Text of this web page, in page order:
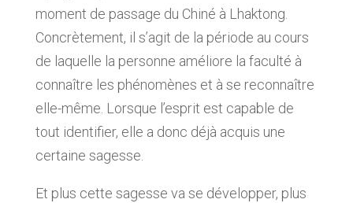
moment de passage du Chiné à Lhaktong.
Concrètement, il s’agit de la période au cours
de laquelle la personne améliore la faculté à
connaître les phénomènes et à se reconnaître
elle-même. Lorsque l’esprit est capable de
tout identifier, elle a donc déjà acquis une
certaine sagesse.
Et plus cette sagesse va se développer, plus